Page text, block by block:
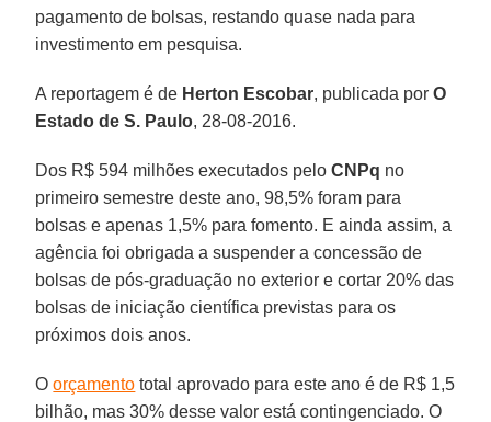
pagamento de bolsas, restando quase nada para
investimento em pesquisa.
A reportagem é de Herton Escobar, publicada porO
Estado de S. Paulo, 28-08-2016.
Dos R$ 594 milhões executados peloCNPq no
primeiro semestre deste ano, 98,5% foram para
bolsas e apenas 1,5% para fomento. E ainda assim, a
agência foi obrigada a suspender a concessão de
bolsas de pós-graduação no exterior e cortar 20% das
bolsas de iniciação científica previstas para os
próximos dois anos.
Oorçamento total aprovado para este ano é de R$ 1,5
bilhão, mas 30% desse valor está contingenciado. O